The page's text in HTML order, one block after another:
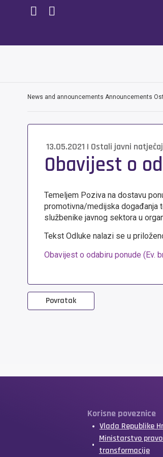
News and announcements Announcements
13.05.2021 | Ostali javni
Obavijest o
Temeljem Poziva na dostavu
promotivna/medijska događanja
službenike javnog sektora u
Tekst Odluke nalazi se u
Obavijest o odabiru ponude (Ev.
Povratak
Korisne poveznice
Vlada Republike
Ministarstvo
transformacije